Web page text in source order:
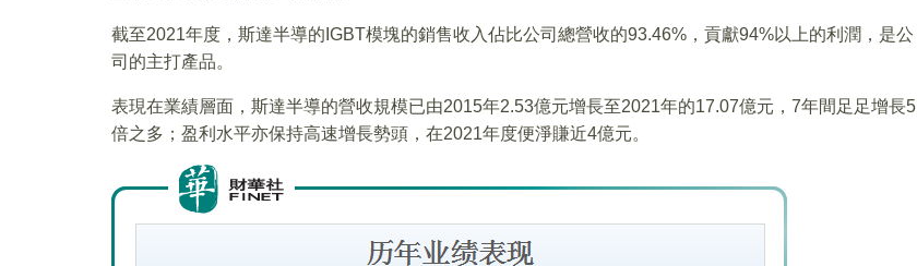
截至2021年度，斯達半導的IGBT模塊的銷售收入佔比公司總營收的93.46%，貢獻94%以上的利潤，是公
司的主打產品。
表現在業績層面，斯達半導的營收規模已由2015年2.53億元增長至2021年的17.07億元，7年間足足增長5
倍之多；盈利水平亦保持高速增長勢頭，在2021年度便淨賺近4億元。